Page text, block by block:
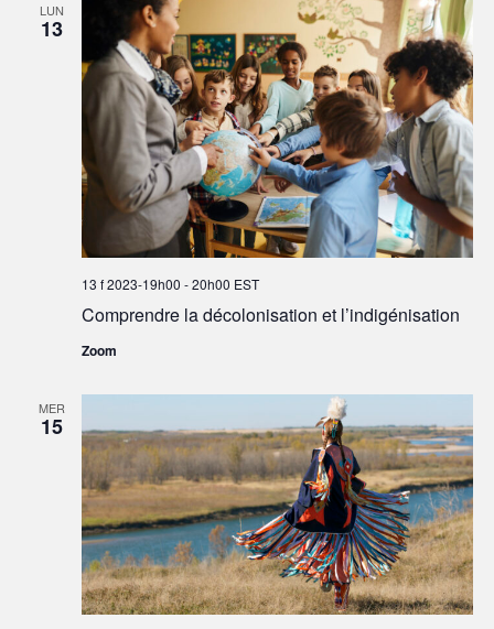
LUN
13
Comprendre la décolonisation et l’indigénisation
13 f 2023-19h00 -20h00 EST
Zoom
MER
15